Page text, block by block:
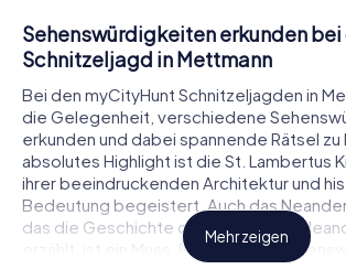
Sehenswürdigkeiten erkunden bei
Schnitzeljagd in Mettmann
Bei den myCityHunt Schnitzeljagden in
die Gelegenheit, verschiedene
erkunden und dabei spannende Rätsel zu
absolutes Highlight ist die St. Lambertus
ihrer beeindruckenden Architektur und
Bedeutung begeistert. Auch das
das die Geschichte des berühmten
erzählt, ist ein Muss. Ein weiteres
Mehr zeigen